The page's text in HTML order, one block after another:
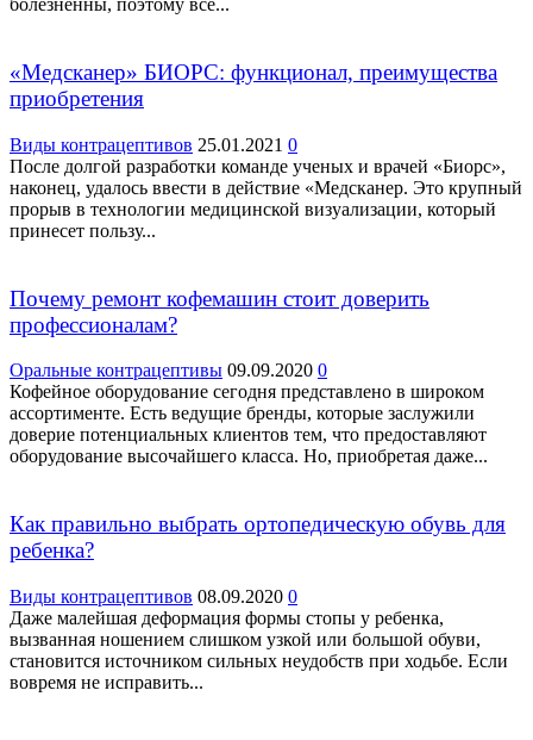
болезненны, поэтому все...
«Медсканер» БИОРС: функционал, преимущества
приобретения
Виды контрацептивов 25.01.2021 0
После долгой разработки команде ученых и врачей «Биорс»,
наконец, удалось ввести в действие «Медсканер. Это крупный
прорыв в технологии медицинской визуализации, который
принесет пользу...
Почему ремонт кофемашин стоит доверить
профессионалам?
Оральные контрацептивы 09.09.2020 0
Кофейное оборудование сегодня представлено в широком
ассортименте. Есть ведущие бренды, которые заслужили
доверие потенциальных клиентов тем, что предоставляют
оборудование высочайшего класса. Но, приобретая даже...
Как правильно выбрать ортопедическую обувь для
ребенка?
Виды контрацептивов 08.09.2020 0
Даже малейшая деформация формы стопы у ребенка,
вызванная ношением слишком узкой или большой обуви,
становится источником сильных неудобств при ходьбе. Если
вовремя не исправить...